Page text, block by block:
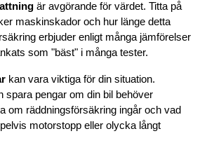
är avgörande för värdet. Titta på
maskinskador och hur länge detta
erbjuder enligt många jämförelser
som "bäst" i många tester.
kan vara viktiga för din situation.
spara pengar om din bil behöver
om räddningsförsäkring ingår och vad
motorstopp eller olycka långt